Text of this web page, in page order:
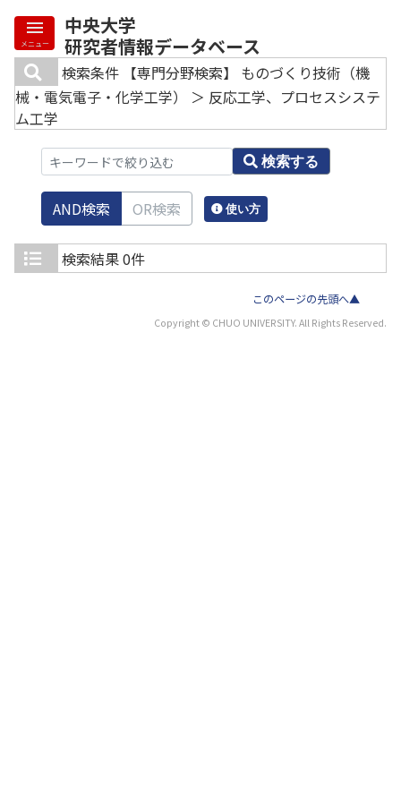
中央大学
研究者情報データベース
メニュー
検索条件 【専門分野検索】 ものづくり技術（機
械・電気電子・化学工学） ＞ 反応工学、プロセスシステ
ム工学
検索する
AND検索 OR検索 使い方
検索結果0件
このページの先頭へ▲
Copyright © CHUO UNIVERSITY. All Rights Reserved.